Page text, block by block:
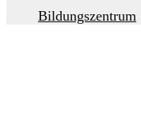
Bildungszentrum